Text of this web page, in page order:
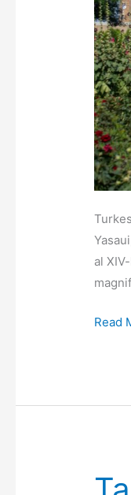
al
Read